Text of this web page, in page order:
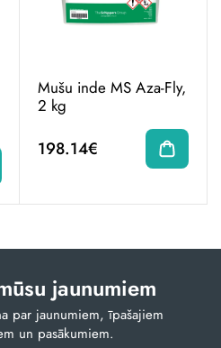
Mušu inde MS Aza-Fly,
2 kg
198.14€
jaunumiem
par jaunumiem, īpašajiem
un pasākumiem.